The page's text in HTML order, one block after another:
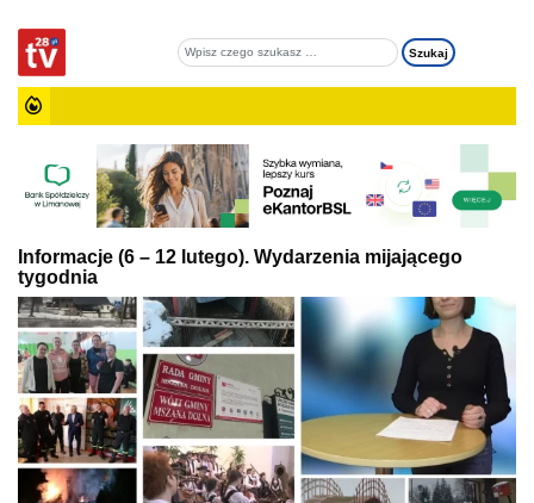
Informacje (6 – 12 lutego). Wydarzenia mijającego
tygodnia